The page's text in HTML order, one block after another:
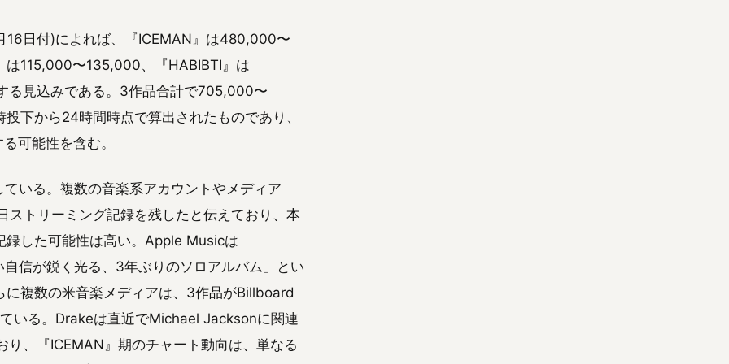
日付)によれば、『ICEMAN』は480,000〜
115,000〜135,000、『HABIBTI』は
見込みである。3作品合計で705,000〜
下から24時間時点で算出されたものであり、
可能性を含む。
いる。複数の音楽系アカウントやメディア
トリーミング記録を残したと伝えており、本
録した可能性は高い。Apple Musicは
信が鋭く光る、3年ぶりのソロアルバム」とい
複数の米音楽メディアは、3作品がBillboard
いる。Drakeは直近でMichael Jacksonに関連
、『ICEMAN』期のチャート動向は、単なる